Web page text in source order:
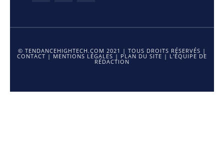
© TENDANCEHIGHTECH.COM 2021 | TOUS DROITS RÉSERVÉS |
CONTACT | MENTIONS LÉGALES | PLAN DU SITE | L'ÉQUIPE DE
RÉDACTION